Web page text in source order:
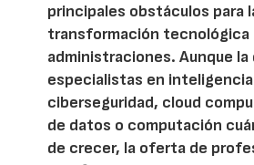
principales obstáculos para
transformación tecnológica
administraciones. Aunque la
especialistas en
ciberseguridad, cloud
de datos o computación
de crecer, la oferta de